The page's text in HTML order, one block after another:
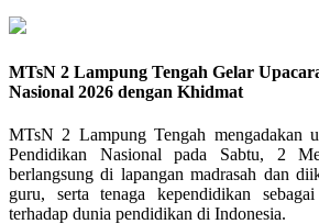
MTsN 2 Lampung Tengah Gelar
Nasional 2026 dengan Khidmat
MTsN 2 Lampung Tengah mengadakan
Pendidikan Nasional pada Sabtu, 2
berlangsung di lapangan madrasah dan
guru, serta tenaga kependidikan
terhadap dunia pendidikan di Indonesia.